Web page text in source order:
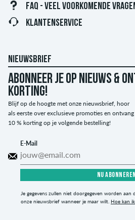
FAQ - VEEL VOORKOMENDE
KLANTENSERVICE
NIEUWSBRIEF
Abonneer je op nieuws &
korting!
Blijf op de hoogte met onze nieuwsbrief, hoor
als eerste over exclusieve promoties en ontvang
10 % korting op je volgende bestelling!
E-Mail
NU ABONNEREN
Je gegevens zullen niet doorgegeven worden
onze nieuwsbrief wanneer je maar wilt. Hoe kan